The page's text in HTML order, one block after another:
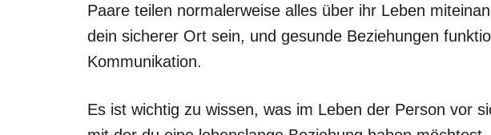
Paare teilen normalerweise alles über ihr Leben
dein sicherer Ort sein, und gesunde Beziehungen
Kommunikation.
Es ist wichtig zu wissen, was im Leben der Person vor